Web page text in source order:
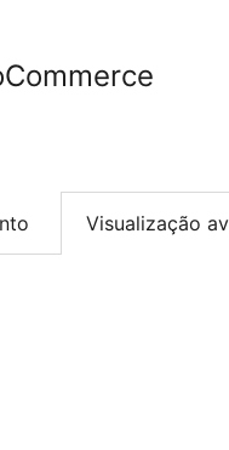
Visualização